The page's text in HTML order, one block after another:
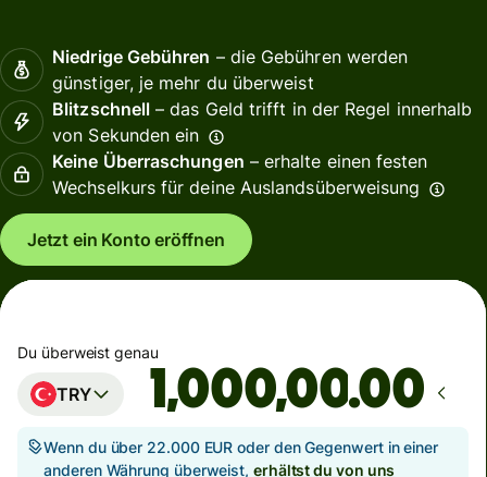
Niedrige Gebühren – die Gebühren werden
günstiger, je mehr du überweist
Blitzschnell – das Geld trifft in der Regel innerhalb
von Sekunden ein
Keine Überraschungen – erhalte einen festen
Wechselkurs für deine Auslandsüberweisung
Jetzt ein Konto eröffnen
Du überweist genau
TRY .00
Wenn du über 22.000 EUR oder den Gegenwert in einer
anderen Währung überweist, erhältst du von uns